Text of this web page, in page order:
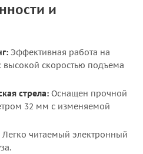
и
Эффективная работа на
высокой скоростью подъема
стрела: Оснащен прочной
32 мм с изменяемой
Легко читаемый электронный